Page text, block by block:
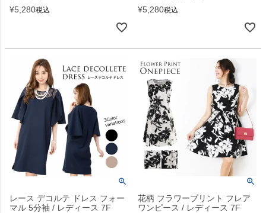
¥5,280税込
¥5,280税込
レース デコルテ ドレス フォー
マル 5分袖 / レディース 7F
花柄 フラワープリント フレア
ワンピース / レディース 7F